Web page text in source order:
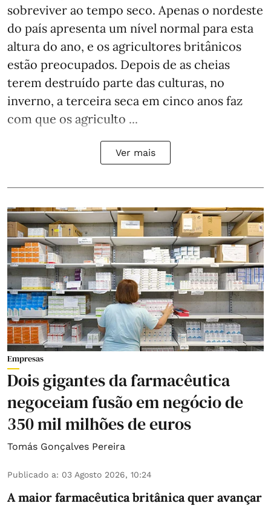
sobreviver ao tempo seco. Apenas o nordeste
do país apresenta um nível normal para esta
altura do ano, e os agricultores britânicos
estão preocupados. Depois de as cheias
terem destruído parte das culturas, no
inverno, a terceira seca em cinco anos faz
com que os agriculto ...
Ver mais
Empresas
Dois gigantes da farmacêutica
negoceiam fusão em negócio de
350 mil milhões de euros
Tomás Gonçalves Pereira
Publicado a: 03 Agosto 2026, 10:24
A maior farmacêutica britânica quer avançar